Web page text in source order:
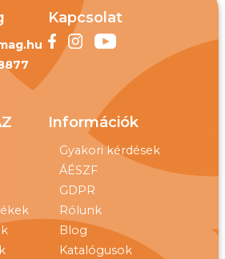
Kapcsolat
Információk
Gyakori kérdések
ÁÉSZF
GDPR
Rólunk
Blog
Katalógusok